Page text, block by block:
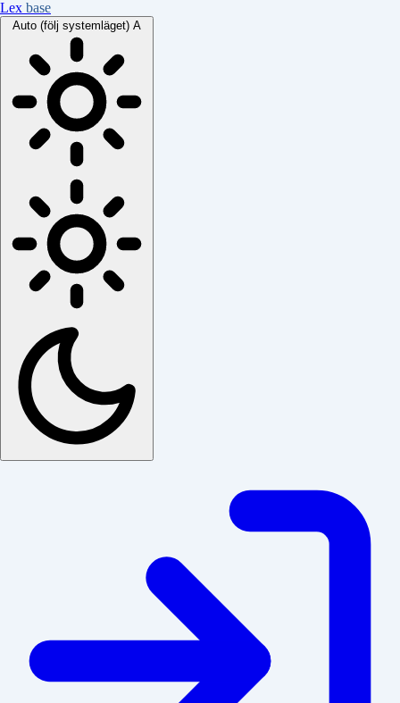
Lex base
Auto (följ systemläget) A